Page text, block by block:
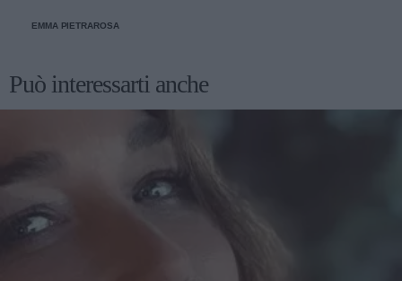
EMMA PIETRAROSA
Può interessarti anche